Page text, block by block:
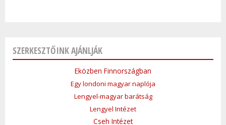
SZERKESZTŐINK AJÁNLJÁK
Eközben Finnországban
Egy londoni magyar naplója
Lengyel-magyar barátság
Lengyel Intézet
Cseh Intézet